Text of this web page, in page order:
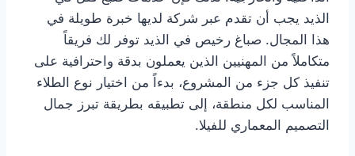
الذيد يجب أن تقدم عبر شركة لديها خبرة طويلة في
هذا المجال. صباغ رخيص في الذيد توفر لك فريقاً
متكاملاً من المهنيين الذين يعملون بدقة واحترافية على
تنفيذ كل جزء من المشروع، بدءاً من اختيار نوع الطلاء
المناسب لكل منطقة، إلى تطبيقه بطريقة تبرز جمال
التصميم المعماري للفيلا.